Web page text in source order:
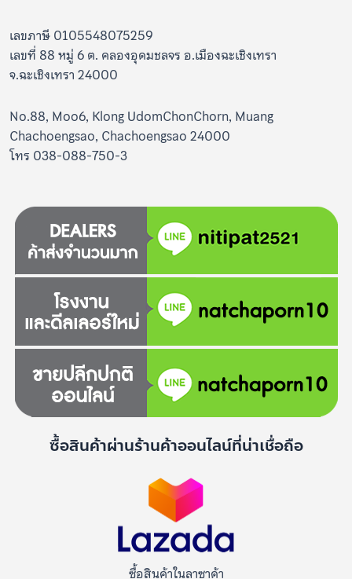
เลขภาษี 0105548075259
เลขที่ 88 หมู่ 6 ต. คลองอุดมชลจร อ.เมืองฉะเชิงเทรา
จ.ฉะเชิงเทรา 24000
No.88, Moo6, Klong UdomChonChorn, Muang
Chachoengsao, Chachoengsao 24000
โทร 038-088-750-3
ซื้อสินค้าผ่านร้านค้าออนไลน์ที่น่าเชื่อถือ
ซื้อสินค้าในลาซาด้า